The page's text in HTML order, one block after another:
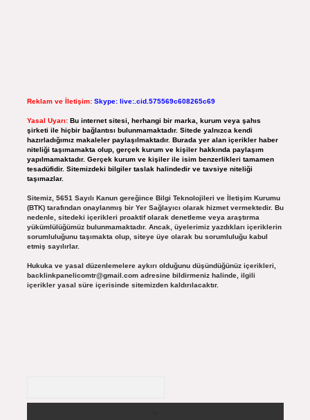
Reklam ve İletişim: Skype: live:.cid.575569c608265c69
Yasal Uyarı: Bu internet sitesi, herhangi bir marka, kurum veya şahıs
şirketi ile hiçbir bağlantısı bulunmamaktadır. Sitede yalnızca kendi
hazırladığımız makaleler paylaşılmaktadır. Burada yer alan içerikler haber
niteliği taşımamakta olup, gerçek kurum ve kişiler hakkında paylaşım
yapılmamaktadır. Gerçek kurum ve kişiler ile isim benzerlikleri tamamen
tesadüfidir. Sitemizdeki bilgiler taslak halindedir ve tavsiye niteliği
taşımazlar.
Sitemiz, 5651 Sayılı Kanun gereğince Bilgi Teknolojileri ve İletişim Kurumu
(BTK) tarafından onaylanmış bir Yer Sağlayıcı olarak hizmet vermektedir. Bu
nedenle, sitedeki içerikleri proaktif olarak denetleme veya araştırma
yükümlülüğümüz bulunmamaktadır. Ancak, üyelerimiz yazdıkları içeriklerin
sorumluluğunu taşımakta olup, siteye üye olarak bu sorumluluğu kabul
etmiş sayılırlar.
Hukuka ve yasal düzenlemelere aykırı olduğunu düşündüğünüz içerikleri,
backlinkpanelicomtr@gmail.comadresine bildirmeniz halinde, ilgili
içerikler yasal süre içerisinde sitemizden kaldırılacaktır.